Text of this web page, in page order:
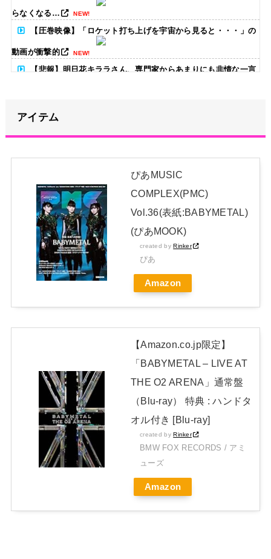
らなくなる… NEW!
【圧巻映像】「ロケット打ち上げを宇宙から見ると・・・」の
動画が衝撃的 NEW!
【悲報】明日花キララさん、専門家からあまりにも非情な一言
阿波踊り 踊り子女性の体の一部“強調動画”拡散 NEW!
菅原咲月ちゃん、まさかのネタバレｗ【乃木坂46】
日本独自企画・限定生産盤「METAL FORTH (DELUXE
JAPAN EDITION)」着弾
【BABYMETAL】METAL FORTH DELUXE JAPAN EDITION
開封レビュー!
アイテム
ぴあMUSIC
COMPLEX(PMC)
Vol.36(表紙:BABYMETAL)
(ぴあMOOK)
created byRinker
ぴあ
Amazon
【Amazon.co.jp限定】
「BABYMETAL – LIVE AT
THE O2 ARENA」通常盤
（Blu-ray） 特典 : ハンドタ
オル付き [Blu-ray]
created byRinker
BMW FOX RECORDS / アミ
ューズ
Amazon